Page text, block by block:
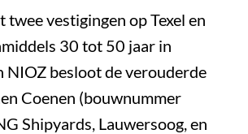
vestigingen op Texel en
30 tot 50 jaar in
NIOZ besloot de verouderde
Coenen (bouwnummer
Shipyards, Lauwersoog, en